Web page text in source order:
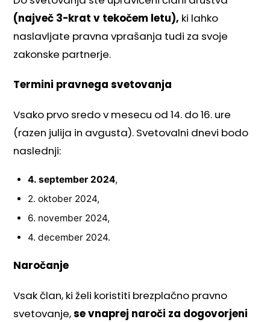
(največ 3-krat v tekočem letu), ki lahko
naslavljate pravna vprašanja tudi za svoje
zakonske partnerje.
Termini pravnega svetovanja
Vsako prvo sredo v mesecu od 14. do 16. ure
(razen julija in avgusta). Svetovalni dnevi bodo
naslednji:
4. september 2024,
2. oktober 2024,
6. november 2024,
4. december 2024.
Naročanje
Vsak član, ki želi koristiti brezplačno pravno
svetovanje,se vnaprej naroči za dogovorjeni